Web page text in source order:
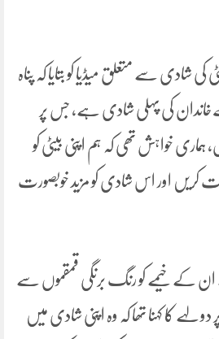
شادی سے متعلق میڈیا کو بتایا کہ پناہ
خاندان کی پہلی شادی ہے، جس پر
ہماری خواہش تھی کہ ہم اپنی بیٹی کو
کریں اور اس شادی کو مزید خوبصورت
ان کے خیمے کو رنگ برنگی قمقموں سے
دولہے کا کہنا تھا کہ وہ اپنی شادی میں